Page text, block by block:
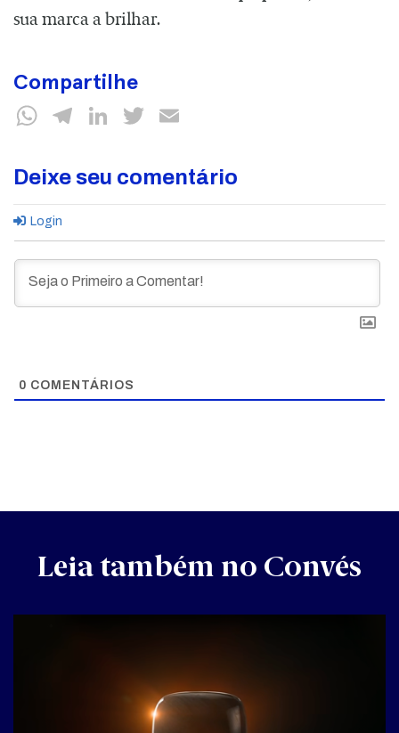
sua marca a brilhar.
Compartilhe
WhatsApp
Telegram
LinkedIn
Twitter
Deixe seu comentário
Login
0 COMENTÁRIOS
Leia também no Convés